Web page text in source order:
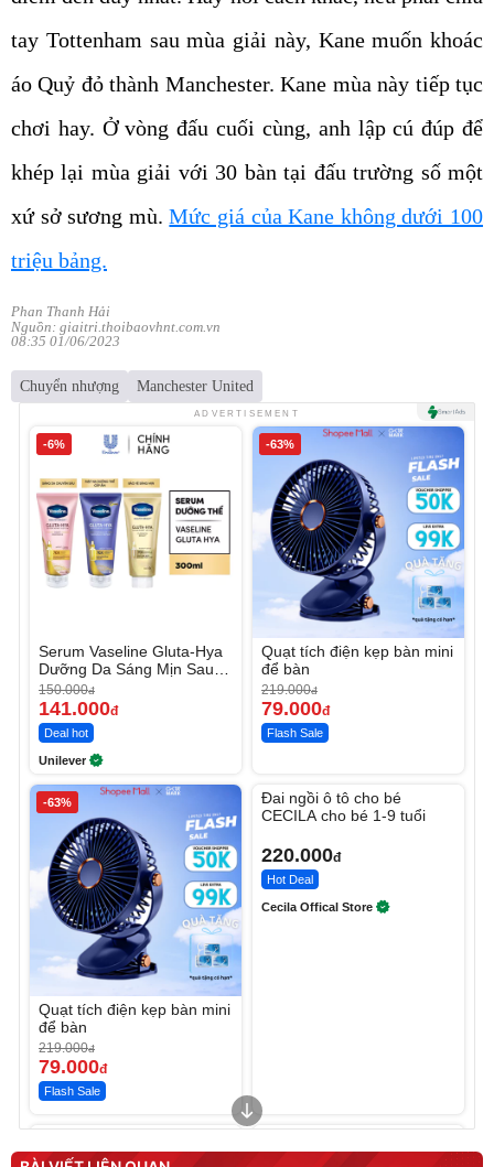
tay Tottenham sau mùa giải này, Kane muốn khoác
áo Quỷ đỏ thành Manchester. Kane mùa này tiếp tục
chơi hay. Ở vòng đấu cuối cùng, anh lập cú đúp để
khép lại mùa giải với 30 bàn tại đấu trường số một
xứ sở sương mù.Mức giá của Kane không dưới 100
triệu bảng.
Phan Thanh Hải
Nguồn: giaitri.thoibaovhnt.com.vn
08:35 01/06/2023
Chuyển nhượng Manchester United
ADVERTISEMENT
-6%
Serum Vaseline Gluta-Hya
Dưỡng Da Sáng Mịn Sau 7
Ngày
150.000đ
141.000đ
Deal hot
Unilever
-63%
Quạt tích điện kẹp bàn mini
để bàn
219.000đ
79.000đ
Flash Sale
-63%
Quạt tích điện kẹp bàn mini
để bàn
219.000đ
79.000đ
Flash Sale
Đai ngồi ô tô cho bé
CECILA cho bé 1-9 tuổi
220.000đ
Hot Deal
Cecila Offical Store
tức thì Vaseline Body
D2-001 - Thông Minh